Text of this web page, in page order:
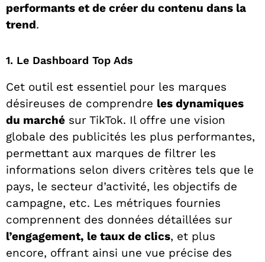
performants et de créer du contenu dans la
trend.
1. Le Dashboard Top Ads
Cet outil est essentiel pour les marques
désireuses de comprendre les dynamiques
du marché sur TikTok. Il offre une vision
globale des publicités les plus performantes,
permettant aux marques de filtrer les
informations selon divers critères tels que le
pays, le secteur d’activité, les objectifs de
campagne, etc. Les métriques fournies
comprennent des données détaillées sur
l’engagement, le taux de clics, et plus
encore, offrant ainsi une vue précise des